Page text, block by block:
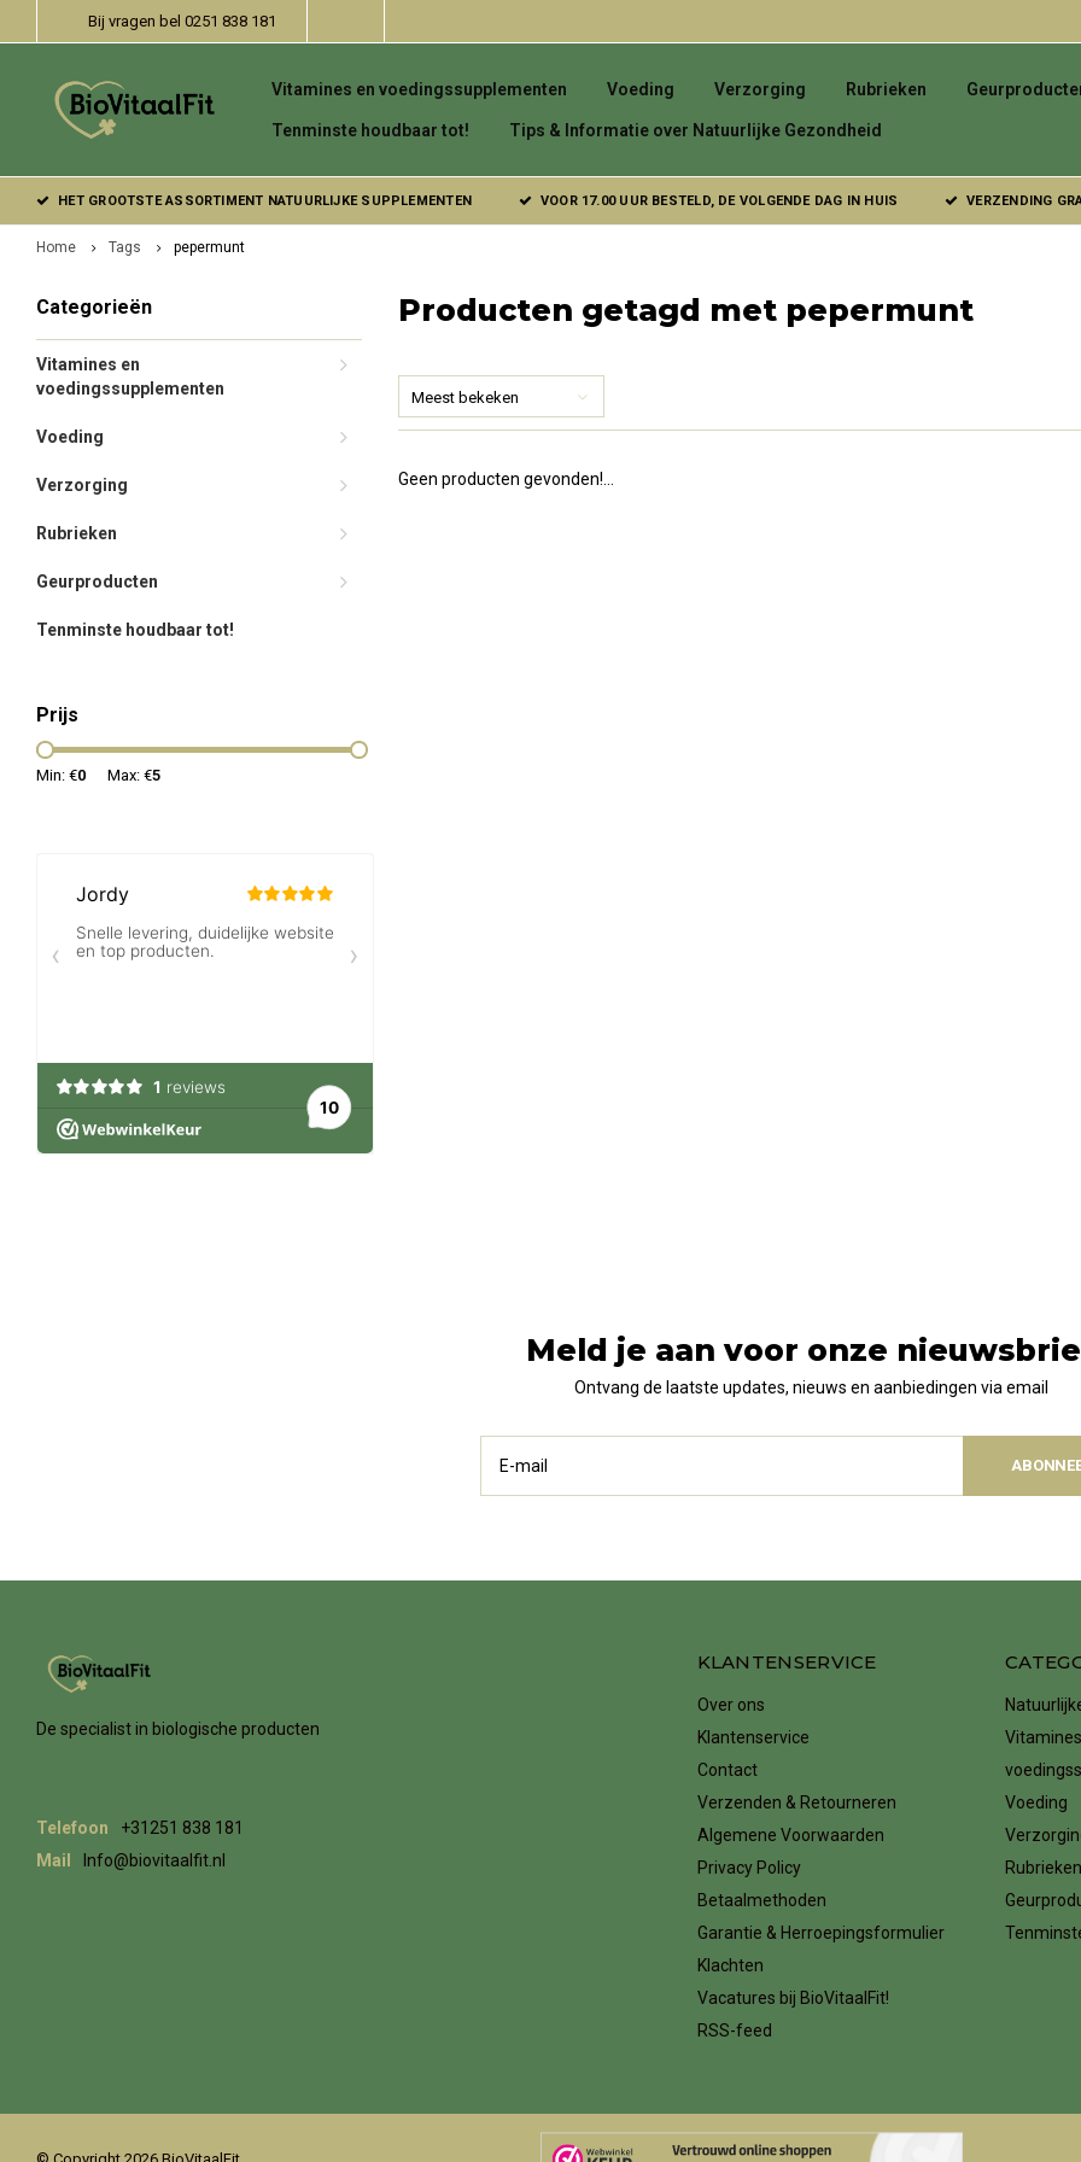
Bij vragen bel 0251 838 181
Vitamines en voedingssupplementen Voeding Verzorging Rubrieken
Tenminste houdbaar tot! Tips & Informatie over Natuurlijke Gezondheid
HET GROOTSTE ASSORTIMENT NATUURLIJKE SUPPLEMENTEN VOOR 17.00 UUR BESTELD, DE VOLGENDE DAG IN HUIS VERZENDING
Home Tags pepermunt
Categorieën
Vitamines en
voedingssupplementen
Voeding
Verzorging
Rubrieken
Geurproducten
Tenminste houdbaar tot!
Prijs
Min: €0 Max: €5
Producten getagd met pepermunt
Meest bekeken
Geen producten gevonden!...
Meld je aan voor onze
Ontvang de laatste updates, nieuws en aanbiedingen via email
De specialist in biologische producten
Telefoon
+31251 838 181
Mail
Info@biovitaalfit.nl
KLANTENSERVICE
Over ons
Klantenservice
Contact
Verzenden & Retourneren
Algemene Voorwaarden
Privacy Policy
Betaalmethoden
Garantie & Herroepingsformulier
Klachten
Vacatures bij BioVitaalFit!
RSS-feed
Voeding
Rubrieken